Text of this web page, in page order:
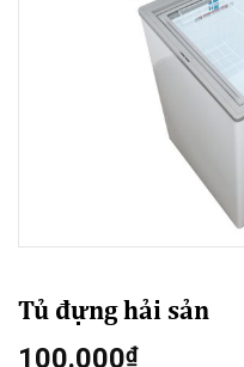
Tủ đựng hải sản
100.000₫